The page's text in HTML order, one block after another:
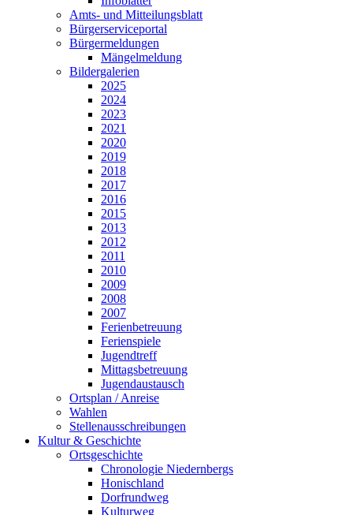
Amts- und Mitteilungsblatt
Bürgerserviceportal
Bürgermeldungen
Mängelmeldung
Bildergalerien
2025
2024
2023
2021
2020
2019
2018
2017
2016
2015
2013
2012
2011
2010
2009
2008
2007
Ferienbetreuung
Ferienspiele
Jugendtreff
Mittagsbetreuung
Jugendaustausch
Ortsplan / Anreise
Wahlen
Stellenausschreibungen
Kultur & Geschichte
Ortsgeschichte
Chronologie Niedernbergs
Honischland
Dorfrundweg
Kulturweg